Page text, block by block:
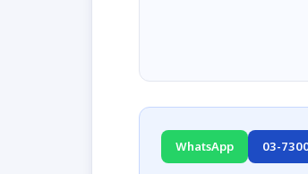
03-
WhatsApp